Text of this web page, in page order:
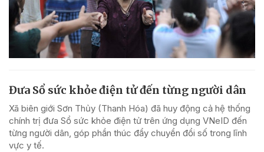
Đưa Sổ sức khỏe điện tử đến từng người dân
Xã biên giới Sơn Thủy (Thanh Hóa) đã huy động cả hệ thống
chính trị đưa Sổ sức khỏe điện tử trên ứng dụng VNeID đến
từng người dân, góp phần thúc đẩy chuyển đổi số trong lĩnh
vực y tế.